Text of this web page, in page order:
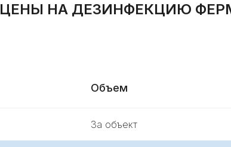
ЦЕНЫ НА ДЕЗИНФЕКЦИЮ
Объем
За объект